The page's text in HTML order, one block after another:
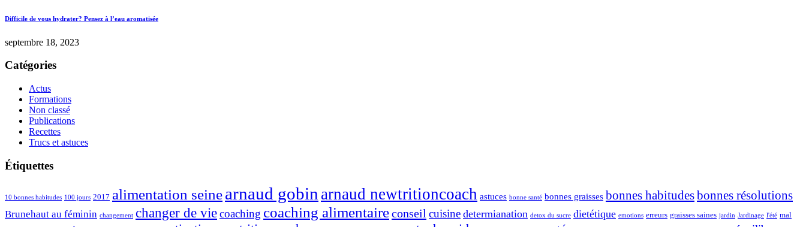
Difficile de vous hydrater? Pensez à l’eau aromatisée
septembre 18, 2023
Catégories
Actus
Formations
Non classé
Publications
Recettes
Trucs et astuces
Étiquettes
10 bonnes habitudes 100 jours 2017 alimentation seinearnaud gobin arnaud newtritioncoach astuces bonne santé bonnes graisses bonnes habitudesbonnes résolutions
Brunehaut au féminin changement changer de viecoaching coaching alimentaireconseil cuisine determianation detox du sucre dietétique emotions erreurs graisses saines jardin Jardinage l'été mal